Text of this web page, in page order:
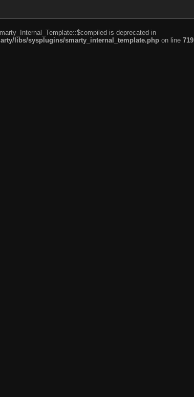
is deprecated in
libs/sysplugins/smarty_internal_template.php on line 719